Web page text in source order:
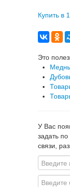
Купить в
Это
У Вас
задать
связи,